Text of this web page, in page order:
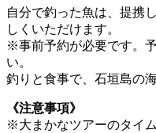
自分で釣った魚は、提携
しくいただけます。
※事前予約が必要です。
い。
釣りと食事で、石垣島の
《注意事項》
※大まかなツアーのタイ